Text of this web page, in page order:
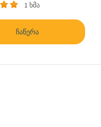
1 ხმა
ჩაწერა